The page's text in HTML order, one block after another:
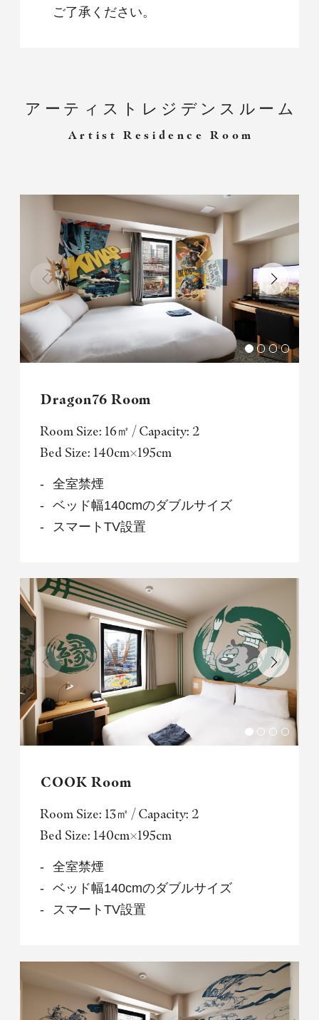
ご了承ください。
アーティストレジデンスルーム
Artist Residence Room
Dragon76 Room
Room Size: 16㎡ / Capacity: 2
Bed Size: 140cm×195cm
全室禁煙
ベッド幅140cmのダブルサイズ
スマートTV設置
COOK Room
Room Size: 13㎡ / Capacity: 2
Bed Size: 140cm×195cm
全室禁煙
ベッド幅140cmのダブルサイズ
スマートTV設置